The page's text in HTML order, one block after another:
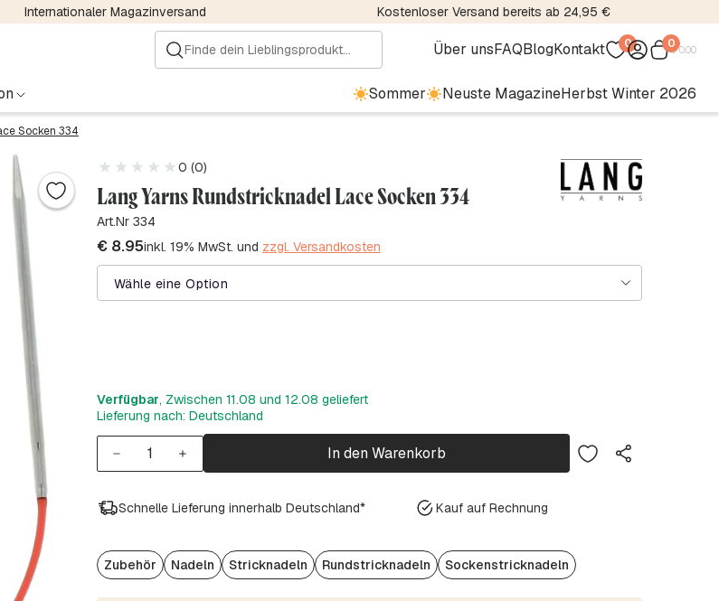
Internationaler Magazinversand Kostenloser Versand bereits ab 24,95 €
Über unsFAQBlogKontakt 0 0€0.00
Sommer Neuste MagazineHerbst Winter 2026
Socken 334
0 (0)
Lang Yarns Rundstricknadel Lace Socken 334
Art.Nr 334
€8.95inkl. 19% MwSt. und zzgl. Versandkosten
Wähle eine Option
Verfügbar, Zwischen 11.08 und 12.08 geliefert
Lieferung nach: Deutschland
In den Warenkorb
Schnelle Lieferung innerhalb Deutschland* Kauf auf Rechnung
Zubehör Nadeln Stricknadeln Rundstricknadeln Sockenstricknadeln